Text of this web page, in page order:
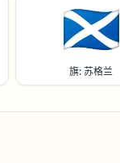
🏴󠁧󠁢󠁳󠁣󠁴󠁿
旗: 苏格兰